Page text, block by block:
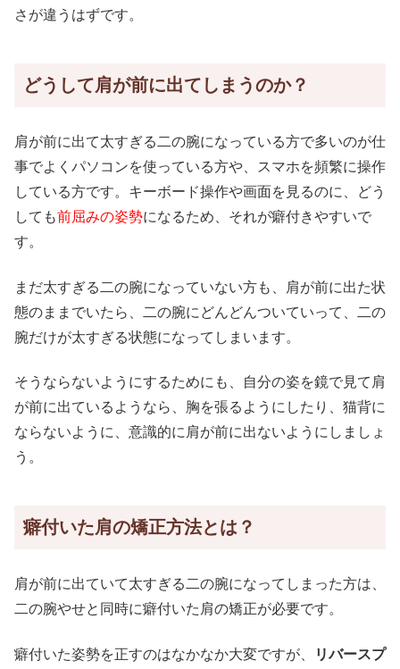
さが違うはずです。
どうして肩が前に出てしまうのか？
肩が前に出て太すぎる二の腕になっている方で多いのが仕
事でよくパソコンを使っている方や、スマホを頻繁に操作
している方です。キーボード操作や画面を見るのに、どう
しても前屈みの姿勢になるため、それが癖付きやすいで
す。
まだ太すぎる二の腕になっていない方も、肩が前に出た状
態のままでいたら、二の腕にどんどんついていって、二の
腕だけが太すぎる状態になってしまいます。
そうならないようにするためにも、自分の姿を鏡で見て肩
が前に出ているようなら、胸を張るようにしたり、猫背に
ならないように、意識的に肩が前に出ないようにしましょ
う。
癖付いた肩の矯正方法とは？
肩が前に出ていて太すぎる二の腕になってしまった方は、
二の腕やせと同時に癖付いた肩の矯正が必要です。
癖付いた姿勢を正すのはなかなか大変ですが、 リバースプ